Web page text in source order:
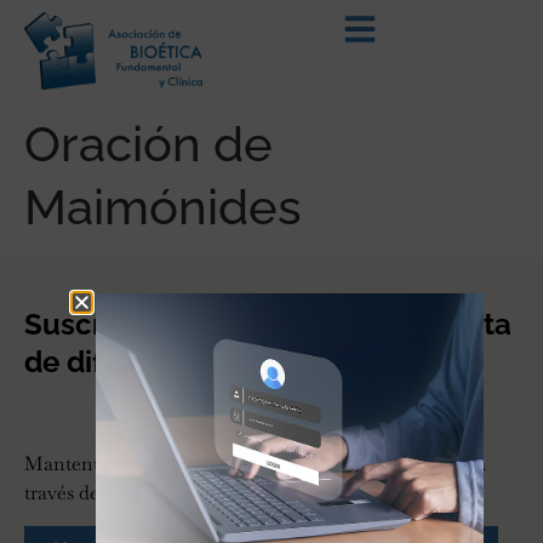
Oración de
Maimónides
Suscríbete a nuestro boletín o lista
de difusión.
Mantente actualizado con nuestro boletín vía mail o a
través de nuestra lista de difusión de whatsapp.